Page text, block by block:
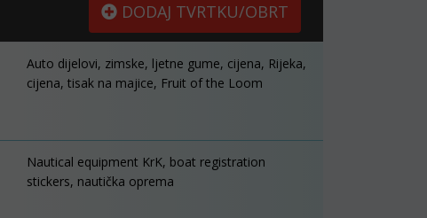
DODAJ TVRTKU/OBRT
Auto dijelovi, zimske, ljetne gume, cijena, Rijeka,
cijena, tisak na majice, Fruit of the Loom
Nautical equipment KrK, boat registration
stickers, nautička oprema